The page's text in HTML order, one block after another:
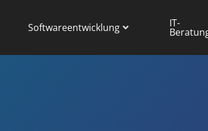
Softwareentwicklung IT-